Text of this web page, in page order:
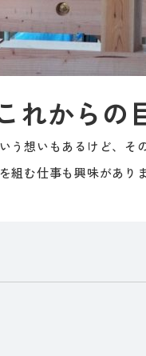
れからの
想いもあるけど、
む仕事も興味があり